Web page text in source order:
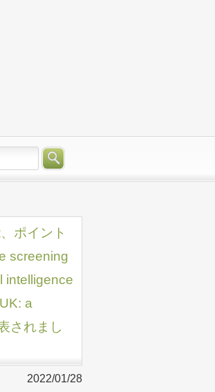
ポイント
screening
intelligence
a
されまし
2022/01/28